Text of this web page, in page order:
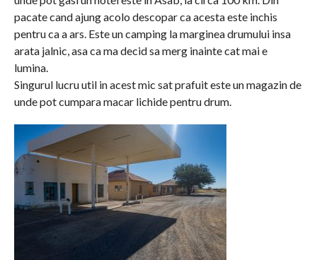
pacate cand ajung acolo descopar ca acesta este inchis
pentru ca a ars. Este un camping la marginea drumului insa
arata jalnic, asa ca ma decid sa merg inainte cat mai e
lumina.
Singurul lucru util in acest mic sat prafuit este un magazin de
unde pot cumpara macar lichide pentru drum.